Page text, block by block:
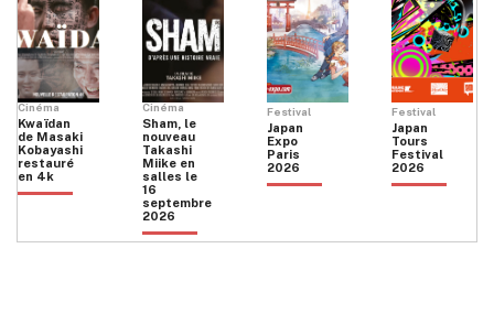
Cinéma
Kwaïdan
de Masaki
Kobayashi
restauré
en 4k
Cinéma
Sham, le
nouveau
Takashi
Miike en
salles le
16
septembre
2026
Festival
Japan
Expo
Paris
2026
Festival
Japan
Tours
Festival
2026